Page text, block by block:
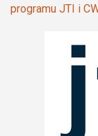
programu JTI i